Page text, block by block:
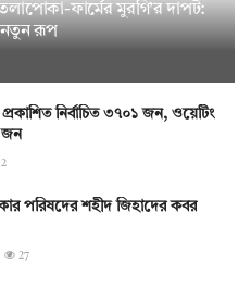
ফার্মের মুরগি’র দাপট:
নতুন রূপ
নির্বাচিত ৩৭০১ জন, ওয়েটিং
জন
পরিষদের শহীদ জিহাদের কবর
27